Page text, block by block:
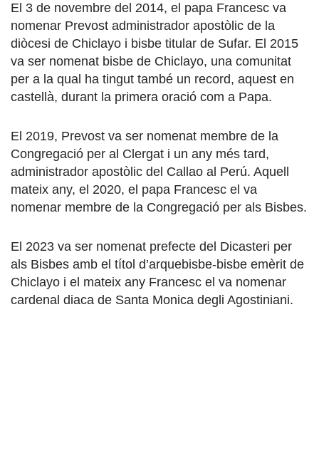
El 3 de novembre del 2014, el papa Francesc va
nomenar Prevost administrador apostòlic de la
diòcesi de Chiclayo i bisbe titular de Sufar. El 2015
va ser nomenat bisbe de Chiclayo, una comunitat
per a la qual ha tingut també un record, aquest en
castellà, durant la primera oració com a Papa.
El 2019, Prevost va ser nomenat membre de la
Congregació per al Clergat i un any més tard,
administrador apostòlic del Callao al Perú. Aquell
mateix any, el 2020, el papa Francesc el va
nomenar membre de la Congregació per als Bisbes.
El 2023 va ser nomenat prefecte del Dicasteri per
als Bisbes amb el títol d’arquebisbe-bisbe emèrit de
Chiclayo i el mateix any Francesc el va nomenar
cardenal diaca de Santa Monica degli Agostiniani.